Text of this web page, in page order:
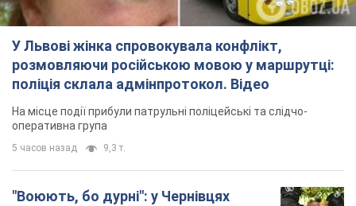
У Львові жінка спровокувала конфлікт,
розмовляючи російською мовою у маршрутці:
поліція склала адмінпротокол. Відео
На місце події прибули патрульні поліцейські та слідчо-
оперативна група
5 часов назад 9,3 т.
"Воюють, бо дурні": у Чернівцях